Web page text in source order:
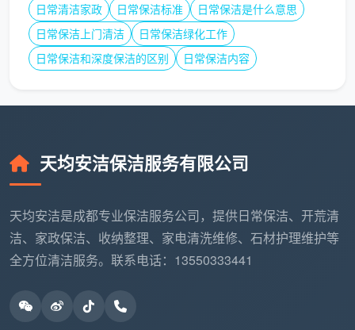
日常清洁家政
日常保洁标准
日常保洁是什么意思
日常保洁上门清洁
日常保洁绿化工作
日常保洁和深度保洁的区别
日常保洁内容
天均安洁保洁服务有限公司
天均安洁是成都专业保洁服务公司，提供日常保洁、开荒清
洁、家政保洁、收纳整理、家电清洗维修、石材护理维护等
全方位清洁服务。联系电话：13550333441